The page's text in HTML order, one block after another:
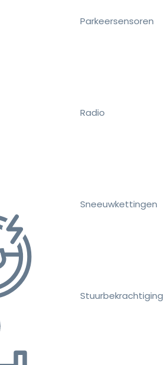
Parkeersensoren
Radio
Sneeuwkettingen
Stuurbekrachtiging